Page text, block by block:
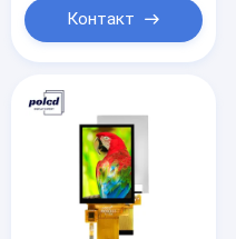
модульКонтакт